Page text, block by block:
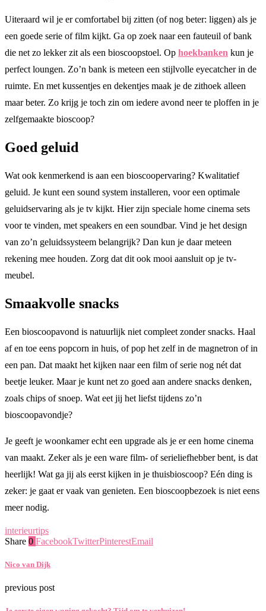
Uiteraard wil je er comfortabel bij zitten (of nog beter: liggen) als je
een goede serie of film kijkt. Ga op zoek naar een fauteuil of bank
die net zo lekker zit als een bioscoopstoel. Op hoekbanken kun je
perfect loungen. Zo’n bank is meteen een stijlvolle eyecatcher in de
ruimte. En met kussentjes en dekentjes maak je de zithoek alleen
maar beter. Zo krijg je toch zin om iedere avond neer te ploffen in je
zelfgemaakte bioscoop?
Goed geluid
Wat ook kenmerkend is aan een bioscoopervaring? Kwalitatief
geluid. Je kunt een sound system installeren, voor een optimale
geluidservaring als je tv kijkt. Hier zijn speciale home cinema sets
voor te vinden, met speakers en een soundbar. Vind je het design
van zo’n geluidssysteem belangrijk? Dan kun je daar meteen
rekening mee houden. Zorg dat dit ook mooi aansluit op je tv-
meubel.
Smaakvolle snacks
Een bioscoopavond is natuurlijk niet compleet zonder snacks. Haal
af en toe eens popcorn in huis, of pop het zelf in de magnetron of in
een pan. Dat maakt het kijken naar een film of serie nog nét dat
beetje leuker. Maar je kunt net zo goed aan andere snacks denken,
zoals chips of snoep. Wat eet jij het liefst tijdens zo’n
bioscoopavondje?
Je geeft je woonkamer echt een upgrade als je er een home cinema
van maakt. Zeker als je een ware film- of serieliefhebber bent, is dat
heerlijk! Wat ga jij als eerst kijken in je thuisbioscoop? Eén ding is
zeker: je gaat er vaak van genieten. Een bioscoopbezoek is niet eens
meer nodig.
interieurtips
Share 0 FacebookTwitterPinterestEmail
Nico van Dijk
previous post